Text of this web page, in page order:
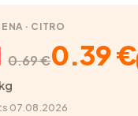
· CITRO
0.69 €0.39 €
07.08.2026